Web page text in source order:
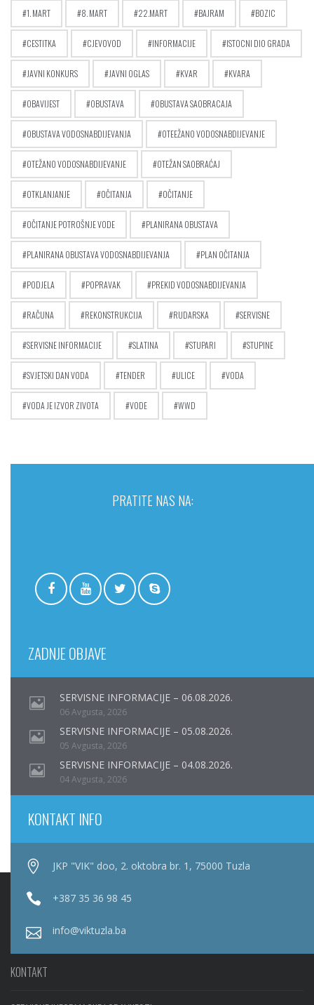
1. MART 8. MART 22.MART BAJRAM BOZIC
CESTITKA CJEVOVOD INFORMACIJE ISTOCNI DIO GRADA
JAVNI KONKURS JAVNI OGLAS KVAR KVARA
OBAVIJEST OBUSTAVA OBUSTAVA SAOBRACAJA
OBUSTAVA VODOSNABDIJEVANJA OTEEŽANO VODOSNABDIJEVANJE
OTEŽANO VODOSNABDIJEVANJE OTEŽAN SAOBRAĆAJ
OTKLANJANJE OČITANJA OČITANJE
OČITANJE POTROŠNJE VODE PLANIRANA OBUSTAVA
PLANIRANA OBUSTAVA VODOSNABDIJEVANJA PLAN OČITANJA
PODJELA POPRAVAK PREKID VODOSNABDIJEVANJA
RAČUNA REKONSTRUKCIJA RUDARSKA SERVISNE
SERVISNE INFORMACIJE SLATINA STUPARI STUPINE
SVJETSKI DAN VODA TENDER ULICE VODA
VODA JE IZVOR ZIVOTA VODE WWD
PRATITE NAS NA:
ZADNJE OBJAVE
SERVISNE INFORMACIJE – 06.08.2026.
06 Avgusta, 2026
SERVISNE INFORMACIJE – 05.08.2026.
05 Avgusta, 2026
SERVISNE INFORMACIJE – 04.08.2026.
04 Avgusta, 2026
KONTAKT INFO
JKP "VIK" doo, 2. oktobra br. 1, 75000 Tuzla
+387 35 36 98 45
info@viktuzla.ba
KONTAKT